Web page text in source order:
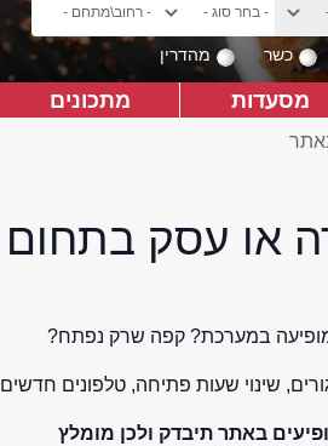
כשר מהדרין
מסעדות מתכונים
או עסק בתחום
במערכת? קפה שרק נפתח?
שינוי שעות פתיחה, טלפונים חדשים
באתר תיבדק ולכן מומלץ